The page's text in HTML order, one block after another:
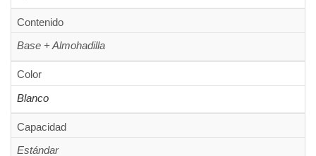
Contenido
Base + Almohadilla
Color
Blanco
Capacidad
Estándar